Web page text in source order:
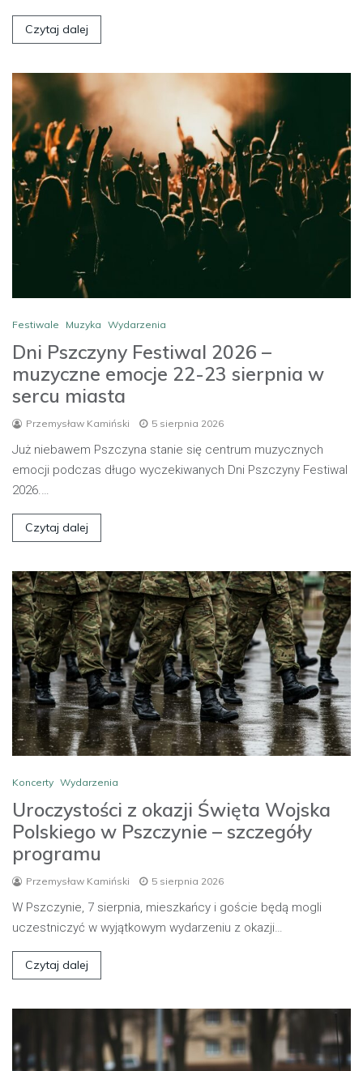
Czytaj dalej
Festiwale Muzyka Wydarzenia
Dni Pszczyny Festiwal 2026 –
muzyczne emocje 22-23 sierpnia w
sercu miasta
Przemysław Kamiński 5 sierpnia 2026
Już niebawem Pszczyna stanie się centrum muzycznych
emocji podczas długo wyczekiwanych Dni Pszczyny Festiwal
2026.…
Czytaj dalej
Koncerty Wydarzenia
Uroczystości z okazji Święta Wojska
Polskiego w Pszczynie – szczegóły
programu
Przemysław Kamiński 5 sierpnia 2026
W Pszczynie, 7 sierpnia, mieszkańcy i goście będą mogli
uczestniczyć w wyjątkowym wydarzeniu z okazji…
Czytaj dalej